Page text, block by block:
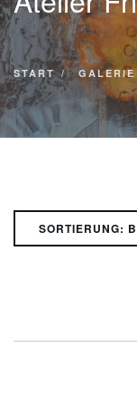
VITA
KONTAKT
GALERIE
SUCHE
START GALERIE